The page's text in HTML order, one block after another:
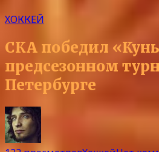
ХОККЕЙ
СКА победил
предсезонном
Петербурге